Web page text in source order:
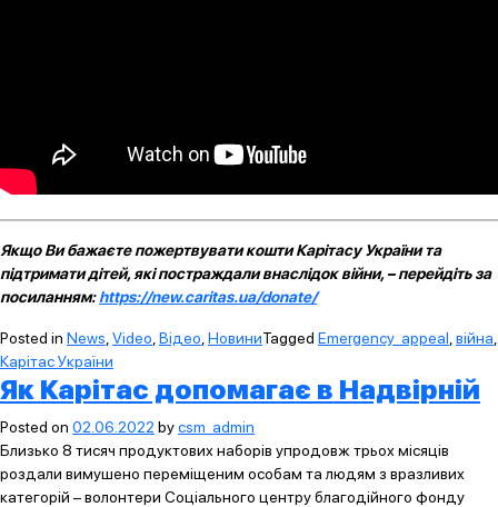
Якщо Ви бажаєте пожертвувати кошти Карітасу України та
підтримати дітей, які постраждали внаслідок війни, – перейдіть за
посиланням:https://new.caritas.ua/donate/
Posted in News Video Відео НовиниTagged Emergency_appeal війна
Карітас України
Як Карітас допомагає в Надвірній
Posted on 02.06.2022 bycsm_admin
Близько 8 тисяч продуктових наборів упродовж трьох місяців
роздали вимушено переміщеним особам та людям з вразливих
категорій – волонтери Соціального центру благодійного фонду